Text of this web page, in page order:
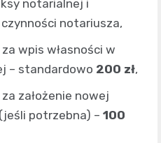
notarialnej i
notariusza,
wpis własności w
– standardowo 200 zł,
założenie nowej
potrzebna) – 100